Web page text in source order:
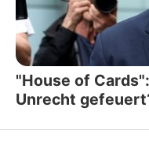
"House of
Unrecht